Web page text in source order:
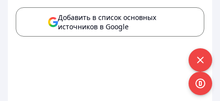
Добавить в список основных
источников в Google